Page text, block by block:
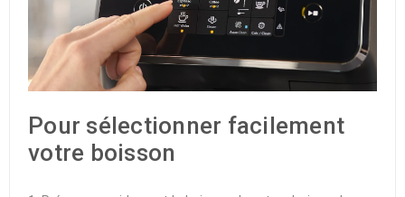
Pour sélectionner facilement
votre boisson